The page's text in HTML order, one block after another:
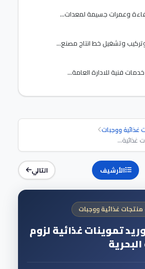
وعمرات جسيمة لمعدات...
وتشغيل خط انتاج مصنع...
فنية للادارة العامة...
غذائية ووجبات
غذائية...
الأرشيف التالي
غذائية ووجبات
تموينات غذائية لزوم